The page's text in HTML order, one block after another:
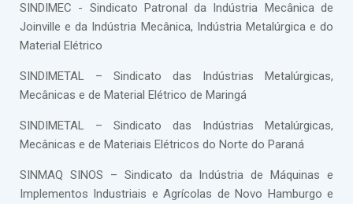
SINDIMEC - Sindicato Patronal da Indústria Mecânica de
Joinville e da Indústria Mecânica, Indústria Metalúrgica e do
Material Elétrico
SINDIMETAL – Sindicato das Indústrias Metalúrgicas,
Mecânicas e de Material Elétrico de Maringá
SINDIMETAL – Sindicato das Indústrias Metalúrgicas,
Mecânicas e de Materiais Elétricos do Norte do Paraná
SINMAQ SINOS – Sindicato da Indústria de Máquinas e
Implementos Industriais e Agrícolas de Novo Hamburgo e